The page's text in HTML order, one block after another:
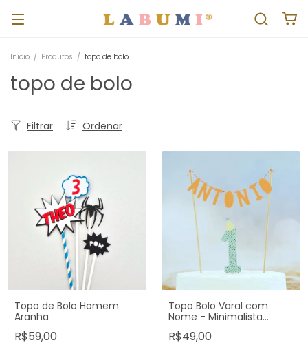
Início / Produtos / topo de bolo
topo de bolo
Ordenar
Filtrar
Topo de Bolo Homem
Aranha
R$59,00
Topo Bolo Varal com
Nome - Minimalista
Candy Colors
R$49,00